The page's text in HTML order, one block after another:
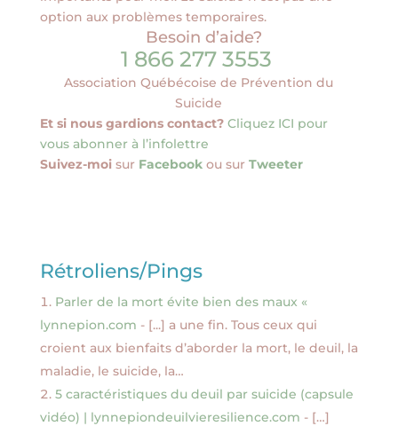
option aux problèmes temporaires.
Besoin d’aide?
1 866 277 3553
Association Québécoise de Prévention du
Suicide
Et si nous gardions contact? Cliquez ICI pour
vous abonner à l’infolettre
Suivez-moisur Facebook ou sur Tweeter
Rétroliens/Pings
Parler de la mort évite bien des maux «
lynnepion.com - [...] a une fin. Tous ceux qui
croient aux bienfaits d’aborder la mort, le deuil, la
maladie, le suicide, la…
5 caractéristiques du deuil par suicide (capsule
vidéo) | lynnepiondeuilvieresilience.com - […]